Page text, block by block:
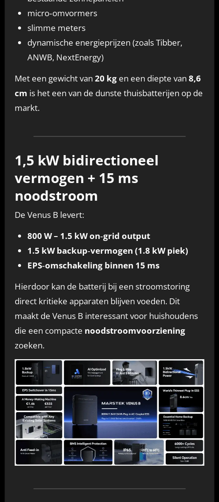
micro‑omvormers
slimme meters
dynamische energieprijzen (zoals Tibber,
ANWB, NextEnergy)
Met een gewicht van 20 kgen een diepte van 8,6
cm is het een van de dunste thuisbatterijen op de
markt.
1,5 kW bidirectioneel
vermogen + 15 ms
noodstroom
De Venus B levert:
800 W – 1.5 kW on‑grid output
1.5 kW backup‑vermogen (1.8 kW piek)
EPS‑omschakeling binnen 15 ms
Hierdoor kan de batterij bij een stroomstoring
direct kritieke apparaten blijven voeden. Dit
maakt de Venus B interessant voor huishoudens
die een compacte noodstroomvoorziening
zoeken.